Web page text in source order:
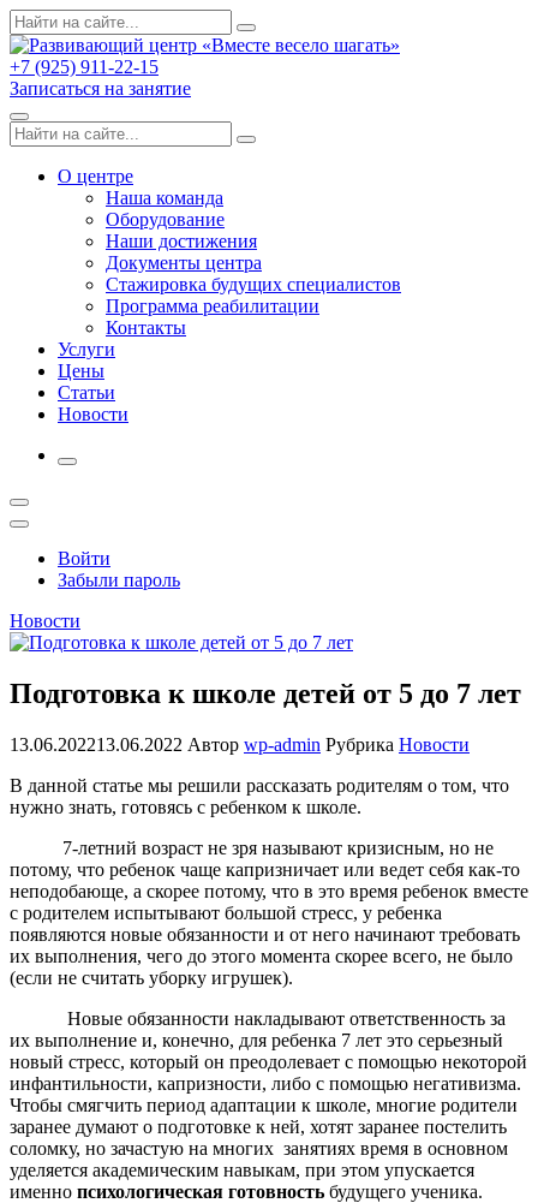
Skip
to
content
Поиск
по:
Search
+7 (925) 911-22-15
Записаться на занятие
Menu
Поиск
по:
Search
О центре
Наша команда
Оборудование
Наши достижения
Документы центра
Стажировка будущих специалистов
Программа реабилитации
Контакты
Услуги
Цены
Статьи
Новости
More
Открыть
поиск
Профиль
Войти
Забыли пароль
Новости
Подготовка к школе детей от 5 до 7 лет
13.06.202213.06.2022 Автор wp-admin Рубрика Новости
В данной статье мы решили рассказать родителям о том, что
нужно знать, готовясь с ребенком к школе.
7-летний возраст не зря называют кризисным, но не
потому, что ребенок чаще капризничает или ведет себя как-то
неподобающе, а скорее потому, что в это время ребенок вместе
с родителем испытывают большой стресс, у ребенка
появляются новые обязанности и от него начинают требовать
их выполнения, чего до этого момента скорее всего, не было
(если не считать уборку игрушек).
Новые обязанности накладывают ответственность за
их выполнение и, конечно, для ребенка 7 лет это серьезный
новый стресс, который он преодолевает с помощью некоторой
инфантильности, капризности, либо с помощью негативизма.
Чтобы смягчить период адаптации к школе, многие родители
заранее думают о подготовке к ней, хотят заранее постелить
соломку, но зачастую на многих занятиях время в основном
уделяется академическим навыкам, при этом упускается
именно психологическая готовность будущего ученика.